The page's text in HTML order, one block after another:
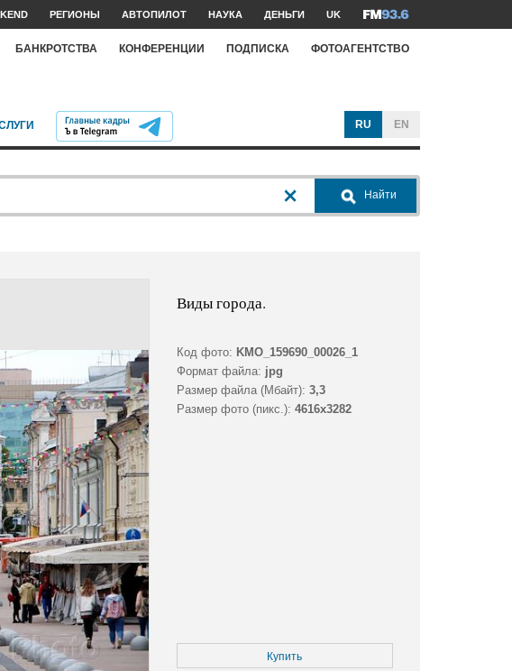
РЕГИОНЫ АВТОПИЛОТ НАУКА ДЕНЬГИ UK
БАНКРОТСТВА КОНФЕРЕНЦИИ ПОДПИСКА ФОТОАГЕНТСТВО
RU EN
Найти
Виды города.
Код фото: KMO_159690_00026_1
Формат файла: jpg
Размер файла (Мбайт): 3,3
Размер фото (пикс.): 4616x3282
Купить